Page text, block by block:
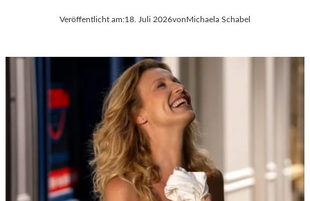
Veröffentlicht am:18. Juli 2026vonMichaela Schabel